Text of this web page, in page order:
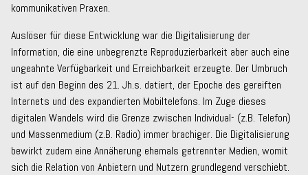
kommunikativen Praxen.
Auslöser für diese Entwicklung war die Digitalisierung der
Information, die eine unbegrenzte Reproduzierbarkeit aber auch eine
ungeahnte Verfügbarkeit und Erreichbarkeit erzeugte. Der Umbruch
ist auf den Beginn des 21. Jh.s. datiert, der Epoche des gereiften
Internets und des expandierten Mobiltelefons. Im Zuge dieses
digitalen Wandels wird die Grenze zwischen Individual- (z.B. Telefon)
und Massenmedium (z.B. Radio) immer brachiger. Die Digitalisierung
bewirkt zudem eine Annäherung ehemals getrennter Medien, womit
sich die Relation von Anbietern und Nutzern grundlegend verschiebt.